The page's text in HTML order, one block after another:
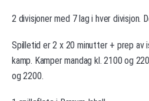
2 divisjoner med 7 lag i hver divisjon.
Spilletid er 2 x 20 minutter + prep av
kamp. Kamper mandag kl. 2100 og
og 2200.